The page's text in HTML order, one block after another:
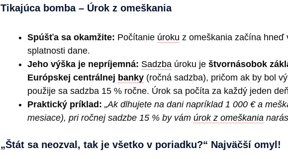
Tikajúca bomba – Úrok z omeškania
Spúšťa sa okamžite: Počítanie úroku z omeškania začína hneď
splatnosti dane.
Jeho výška je nepríjemná: Sadzba úroku je štvornásobok
Európskej centrálnej banky (ročná sadzba), pričom ak by bol
použije sa sadzba 15 % ročne. Úrok sa počíta za každý jeden
Praktický príklad: „Ak dlhujete na dani napríklad 1 000 € a
mesiace), pri ročnej sadzbe 15 % by vám úrok z omeškania
„Štát sa neozval, tak je všetko v poriadku?“ Najväčší omyl!